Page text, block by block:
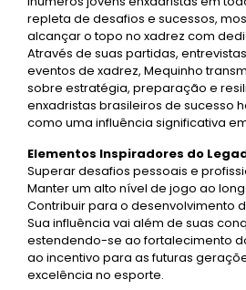
repleta de desafios e sucessos,
alcançar o topo no xadrez com
Através de suas partidas,
eventos de xadrez, Mequinho
sobre estratégia, preparação e
enxadristas brasileiros de sucesso
como uma influência significativa
Elementos Inspiradores do
Superar desafios pessoais e
Manter um alto nível de jogo ao
Contribuir para o desenvolvimento
Sua influência vai além de suas
estendendo-se ao fortalecimento
ao incentivo para as futuras
excelência no esporte.